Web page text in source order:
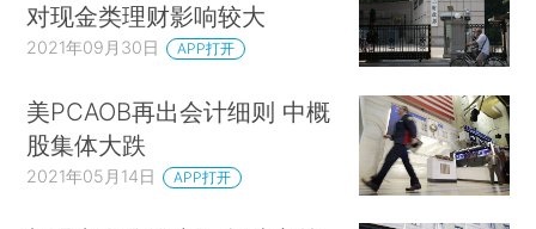
对现金类理财影响较大
2021年09月30日 APP打开
美PCAOB再出会计细则 中概
股集体大跌
2021年05月14日 APP打开